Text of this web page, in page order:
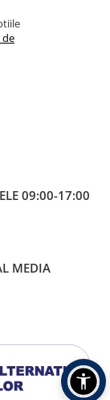
de
09:00-17:00
MEDIA